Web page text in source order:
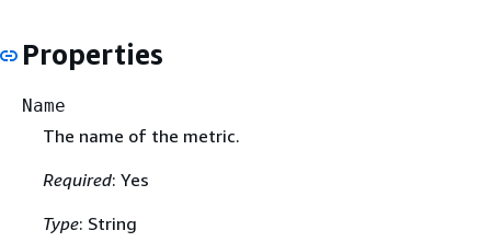
Properties
Name
The name of the metric.
Required: Yes
Type: String